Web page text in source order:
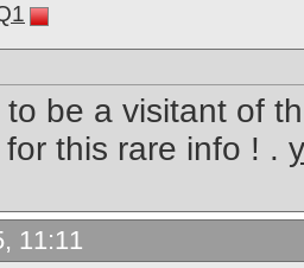
to be a visitant of
this rare info ! .
11:11